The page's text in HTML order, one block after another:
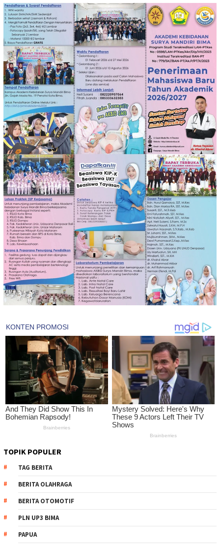
TOPIK POPULER
TAG BERITA
BERITA OLAHRAGA
BERITA OTOMOTIF
PLN UP3 BIMA
PAPUA